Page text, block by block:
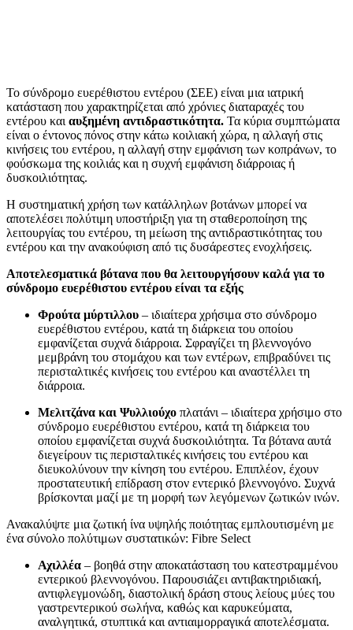
Το σύνδρομο ευερέθιστου εντέρου (ΣΕΕ) είναι μια ιατρική
κατάσταση που χαρακτηρίζεται από χρόνιες διαταραχές του
εντέρου και αυξημένη αντιδραστικότητα. Τα κύρια συμπτώματα
είναι ο έντονος πόνος στην κάτω κοιλιακή χώρα, η αλλαγή στις
κινήσεις του εντέρου, η αλλαγή στην εμφάνιση των κοπράνων, το
φούσκωμα της κοιλιάς και η συχνή εμφάνιση διάρροιας ή
δυσκοιλιότητας.
Η συστηματική χρήση των κατάλληλων βοτάνων μπορεί να
αποτελέσει πολύτιμη υποστήριξη για τη σταθεροποίηση της
λειτουργίας του εντέρου, τη μείωση της αντιδραστικότητας του
εντέρου και την ανακούφιση από τις δυσάρεστες ενοχλήσεις.
Αποτελεσματικά βότανα που θα λειτουργήσουν καλά για το
σύνδρομο ευερέθιστου εντέρου είναι τα εξής
Φρούτα μύρτιλλου – ιδιαίτερα χρήσιμα στο σύνδρομο
ευερέθιστου εντέρου, κατά τη διάρκεια του οποίου
εμφανίζεται συχνά διάρροια. Σφραγίζει τη βλεννογόνο
μεμβράνη του στομάχου και των εντέρων, επιβραδύνει τις
περισταλτικές κινήσεις του εντέρου και αναστέλλει τη
διάρροια.
Μελιτζάνα και Ψυλλιούχο πλατάνι – ιδιαίτερα χρήσιμο στο
σύνδρομο ευερέθιστου εντέρου, κατά τη διάρκεια του
οποίου εμφανίζεται συχνά δυσκοιλιότητα. Τα βότανα αυτά
διεγείρουν τις περισταλτικές κινήσεις του εντέρου και
διευκολύνουν την κίνηση του εντέρου. Επιπλέον, έχουν
προστατευτική επίδραση στον εντερικό βλεννογόνο. Συχνά
βρίσκονται μαζί με τη μορφή των λεγόμενων ζωτικών ινών.
Ανακαλύψτε μια ζωτική ίνα υψηλής ποιότητας εμπλουτισμένη με
ένα σύνολο πολύτιμων συστατικών: Fibre Select
Αχιλλέα – βοηθά στην αποκατάσταση του κατεστραμμένου
εντερικού βλεννογόνου. Παρουσιάζει αντιβακτηριδιακή,
αντιφλεγμονώδη, διαστολική δράση στους λείους μύες του
γαστρεντερικού σωλήνα, καθώς και καρυκεύματα,
αναλγητικά, στυπτικά και αντιαιμορραγικά αποτελέσματα.